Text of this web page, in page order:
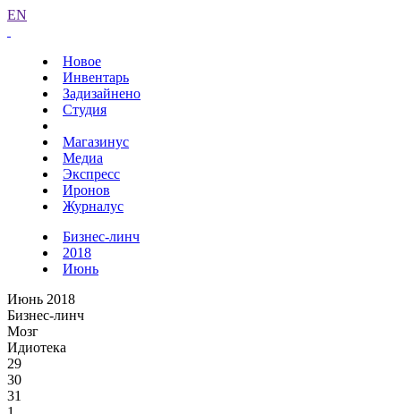
EN
Новое
Инвентарь
Задизайнено
Студия
Магазинус
Медиа
Экспресс
Иронов
Журналус
Бизнес-линч
2018
Июнь
Июнь 2018
Бизнес-линч
Мозг
Идиотека
29
30
31